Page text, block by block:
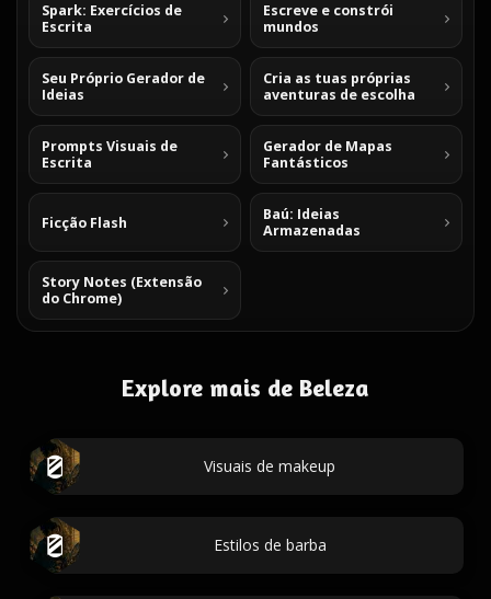
Spark: Exercícios de
Escrita
Escreve e constrói
mundos
Seu Próprio Gerador de
Ideias
Cria as tuas próprias
aventuras de escolha
Prompts Visuais de
Escrita
Gerador de Mapas
Fantásticos
Ficção Flash
Baú: Ideias
Armazenadas
Story Notes (Extensão
do Chrome)
Explore mais de Beleza
Visuais de makeup
Estilos de barba